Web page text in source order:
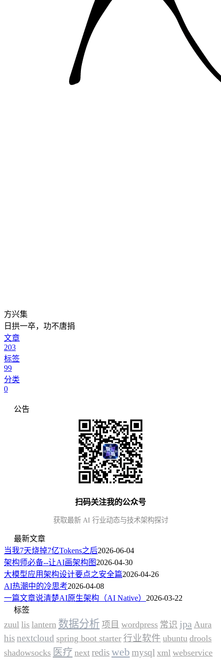
方兴集
日拱一卒，功不唐捐
文章
203
标签
99
分类
0
公告
扫码关注我的公众号
获取最新 AI 行业动态与技术架构探讨
最新文章
当我7天烧掉7亿Tokens之后2026-06-04
架构师必备--让AI画架构图 2026-04-30
大模型应用架构设计要点之安全篇2026-04-26
AI热潮中的冷思考2026-04-08
一篇文章说清楚AI原生架构（AI Native） 2026-03-22
标签
zuul lis lantern 数据分析 项目 wordpress 常识 jpa Aura
hisnextcloud spring boot starter 行业软件 ubuntu drools
shadowsocks 医疗 next redisweb mysql xml webservice